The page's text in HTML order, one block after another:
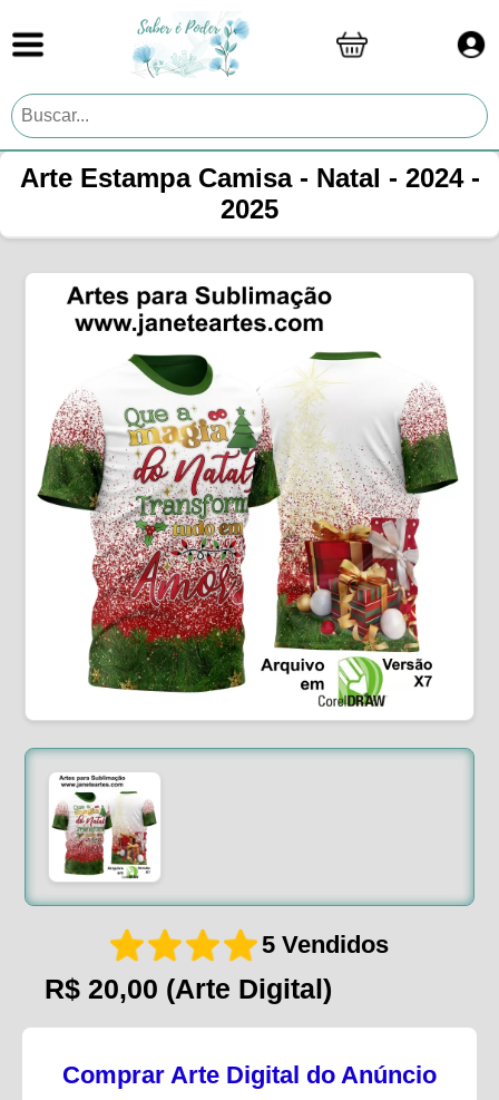
Arte Estampa Camisa - Natal - 2024 -
2025
5 Vendidos
R$ 20,00 (Arte Digital)
Comprar Arte Digital do Anúncio